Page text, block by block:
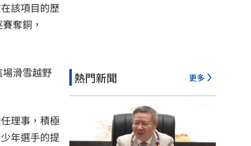
該項目的歷
奪銅，
滑雪越野
理事，積極
年選手的提
熱門新聞 更多